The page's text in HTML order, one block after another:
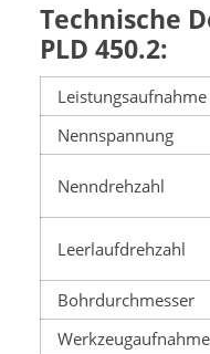
Technische
PLD 450.2:
Leistungsaufnahme
Nennspannung
Nenndrehzahl
Leerlaufdrehzahl
Bohrdurchmesser
Werkzeugaufnahme